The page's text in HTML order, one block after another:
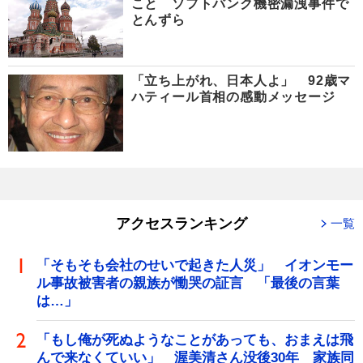
こと ソフトバンク機密漏洩事件で
とんずら
「立ち上がれ、日本人よ」 92歳マ
ハティール首相の感動メッセージ
アクセスランキング 一覧
「そもそも会社のせいで起きた人災」 イオンモー
ル事故被害者の親族が慟哭の証言 「最後の言葉
は…」
「もし俺が死ぬようなことがあっても、おまえは飛
んで来なくていい」 渥美清さん没後30年 家族同